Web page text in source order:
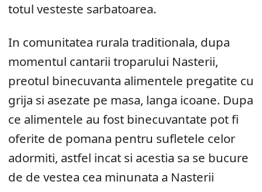
totul vesteste sarbatoarea.
In comunitatea rurala traditionala, dupa
momentul cantarii troparului Nasterii,
preotul binecuvanta alimentele pregatite cu
grija si asezate pe masa, langa icoane. Dupa
ce alimentele au fost binecuvantate pot fi
oferite de pomana pentru sufletele celor
adormiti, astfel incat si acestia sa se bucure
de de vestea cea minunata a Nasterii